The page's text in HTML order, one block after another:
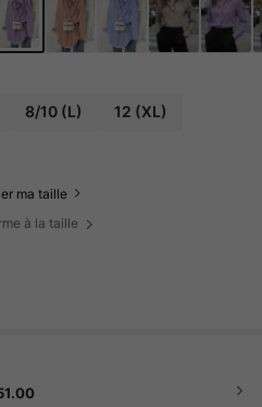
8/10 (L) 12 (XL)
ma taille
à la taille